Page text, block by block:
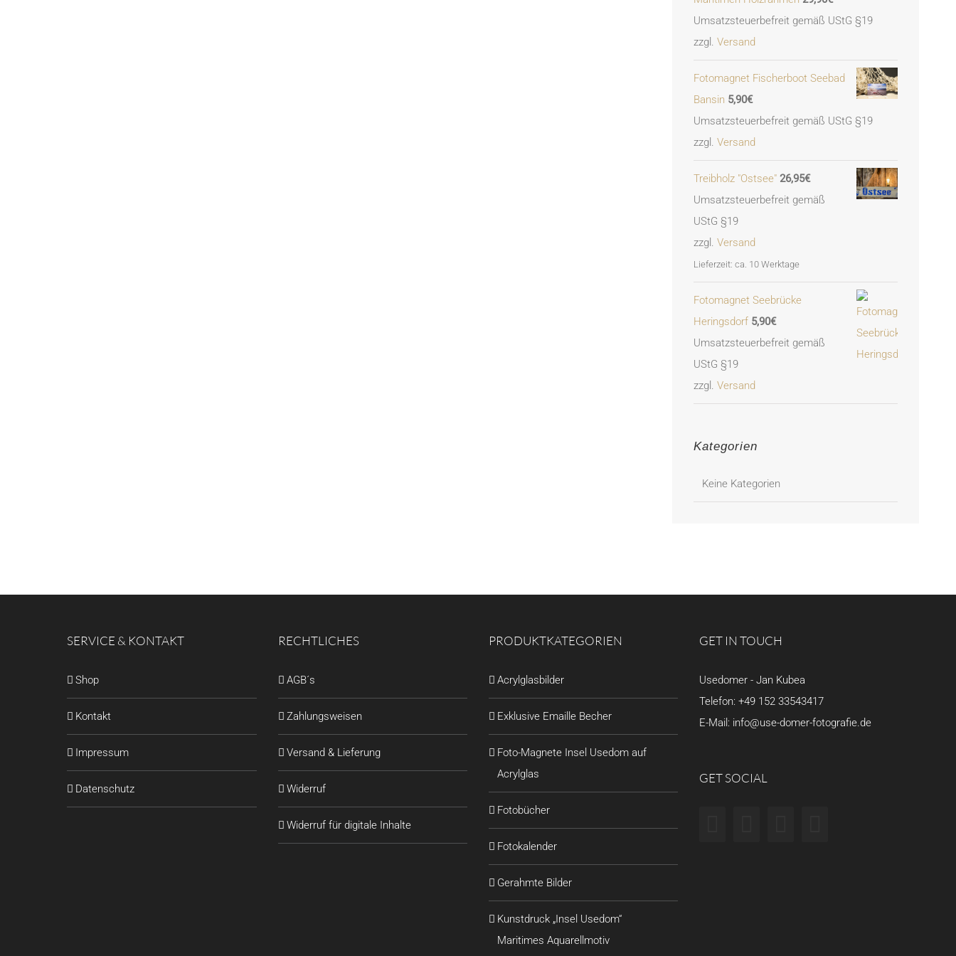
Umsatzsteuerbefreit gemäß UStG §19
zzgl. Versand
Fotomagnet Fischerboot Seebad
Bansin 5,90€
Umsatzsteuerbefreit gemäß UStG §19
zzgl. Versand
Treibholz "Ostsee" 26,95€
Umsatzsteuerbefreit gemäß
UStG §19
zzgl. Versand
Lieferzeit: ca. 10 Werktage
Fotomagnet Seebrücke
Heringsdorf 5,90€
Umsatzsteuerbefreit gemäß
UStG §19
zzgl. Versand
Kategorien
Keine Kategorien
SERVICE & KONTAKT
Shop
Kontakt
Impressum
Datenschutz
RECHTLICHES
AGB´s
Zahlungsweisen
Versand & Lieferung
Widerruf
Widerruf für digitale Inhalte
PRODUKTKATEGORIEN
Acrylglasbilder
Exklusive Emaille Becher
Foto-Magnete Insel Usedom auf
Acrylglas
Fotobücher
Fotokalender
Gerahmte Bilder
Kunstdruck „Insel Usedom“
Maritimes Aquarellmotiv
GET IN TOUCH
Usedomer - Jan Kubea
Telefon:+49 152 33543417
E-Mail: info@use-domer-fotografie.de
GET SOCIAL